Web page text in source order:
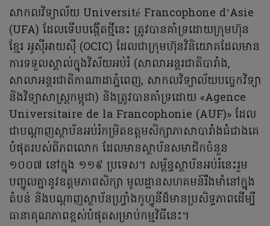
សាកលវិទ្យាល័យ Université Francophone d’Asie
(UFA) ដែលទើបបង្កើតថ្មីនេះ ត្រូវបានគាំទ្រដោយក្រុមហ៊ុន
ខ្មែរ អូស៊ីអាយស៊ី (OCIC) ដែលជាក្រុមហ៊ុនវិនិយោគដែលមាន
ការទទួលស្គាល់ក្នុងវិស័យអប់រំ (សាលាអន្តរជាតិបារាំង,
សាលាអន្តរជាតិកាណាដាភ្នំពេញ, សាកលវិទ្យាល័យបច្ចេកវិទ្យា
និងវិទ្យាសាស្រ្តកម្ពុជា) និងត្រូវបានគាំទ្រដោយ «Agence
Universitaire de la Francophonie (AUF)» ដែល
ជាបណ្តាញស្ថាប័នអប់រំកម្រិតឧត្តមសិក្សាភាសាបារាំងធំជាងគេ
បំផុតរបស់ពិភពលោក ដែលមានស្ថាប័នសមាជិកចំនួន
១០០៧ នៅក្នុង ១១៩ ប្រទេស។ សម្ព័ន្ធស្ថាប័នអប់រំនេះរួម
បញ្ចូលគ្នានូវឧត្តមភាពសិក្សា មូលដ្ឋានសហគមន៍រឹងមាំនៅក្នុង
តំបន់ និងបណ្ដាញស្ថាប័នហ្រ្វាំងកូហ្វូនីដ៏មានប្រសិទ្ធភាពដើម្បី
ធានាគុណភាពខ្ពស់បំផុតសម្រាប់កម្មវិធីនេះ។